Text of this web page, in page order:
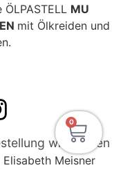
MU
mit Ölkreiden und
Meisner
widerrufen
0